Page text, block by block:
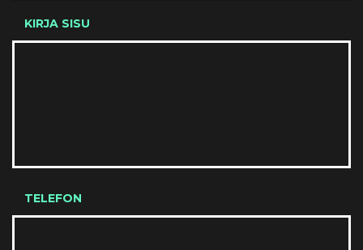
KIRJA SISU
TELEFON